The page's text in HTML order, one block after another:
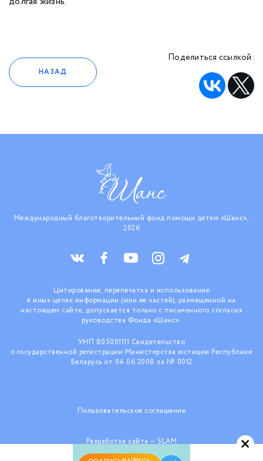
НАЗАД
Поделиться ссылкой:
Международный благотворительный фонд помощи детям «Шанс»,
2026
Цитирование, перепечатка и использование
в иных целях информации (или ее частей), размещенной на
настоящем сайте, допускается только с письменного согласия
руководства Фонда «Шанс».
УНП 805001111 Свидетельство
о государственной регистрации Министерства юстиции Республики
Беларусь от 04.06.2008 за № 0012
Пользовательское соглашение
Разработка сайта — SLAM
При поддержке ООО «КраудТехнологии»
×